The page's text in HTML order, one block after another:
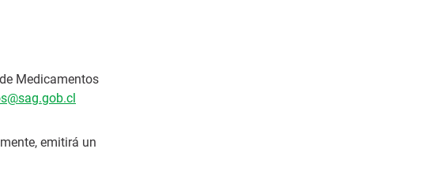
Medicamentos
emitirá un